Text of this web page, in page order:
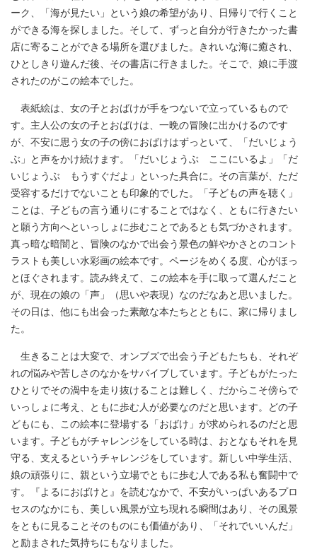
ーク、「海が見たい」という娘の希望があり、日帰りで行くこと
ができる海を探しました。そして、ずっと自分が行きたかった書
店に寄ることができる場所を選びました。きれいな海に癒され、
ひとしきり遊んだ後、その書店に行きました。そこで、娘に手渡
されたのがこの絵本でした。
表紙絵は、女の子とおばけが手をつないで立っているもので
す。主人公の女の子とおばけは、一晩の冒険に出かけるのです
が、不安に思う女の子の傍におばけはずっといて、「だいじょう
ぶ」と声をかけ続けます。「だいじょうぶ ここにいるよ」「だ
いじょうぶ もうすぐだよ」といった具合に。その言葉が、ただ
受容するだけでないことも印象的でした。「子どもの声を聴く」
ことは、子どもの言う通りにすることではなく、ともに行きたい
と願う方向へといっしょに歩むことであるとも気づかされます。
真っ暗な暗闇と、冒険のなかで出会う景色の鮮やかさとのコント
ラストも美しい水彩画の絵本です。ページをめくる度、心がほっ
とほぐされます。読み終えて、この絵本を手に取って選んだこと
が、現在の娘の「声」（思いや表現）なのだなあと思いました。
その日は、他にも出会った素敵な本たちとともに、家に帰りまし
た。
生きることは大変で、オンブズで出会う子どもたちも、それぞ
れの悩みや苦しさのなかをサバイブしています。子どもがたった
ひとりでその渦中を走り抜けることは難しく、だからこそ傍らで
いっしょに考え、ともに歩む人が必要なのだと思います。どの子
どもにも、この絵本に登場する「おばけ」が求められるのだと思
います。子どもがチャレンジをしている時は、おとなもそれを見
守る、支えるというチャレンジをしています。新しい中学生活、
娘の頑張りに、親という立場でともに歩む人である私も奮闘中で
す。『よるにおばけと』を読むなかで、不安がいっぱいあるプロ
セスのなかにも、美しい風景が立ち現れる瞬間はあり、その風景
をともに見ることそのものにも価値があり、「それでいいんだ」
と励まされた気持ちにもなりました。